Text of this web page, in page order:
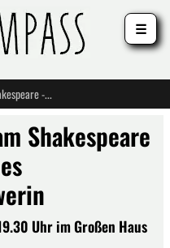
"Hamlet" von William Shakespeare - Mecklenburgisches Staatstheater Schwerin
Shakespeare
Uhr im Großen Haus
☰